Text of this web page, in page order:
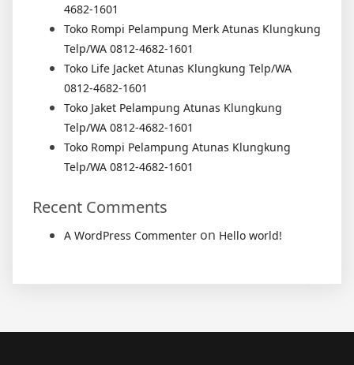
4682-1601
Toko Rompi Pelampung Merk Atunas Klungkung
Telp/WA 0812-4682-1601
Toko Life Jacket Atunas Klungkung Telp/WA
0812-4682-1601
Toko Jaket Pelampung Atunas Klungkung
Telp/WA 0812-4682-1601
Toko Rompi Pelampung Atunas Klungkung
Telp/WA 0812-4682-1601
Recent Comments
A WordPress Commenter on Hello world!